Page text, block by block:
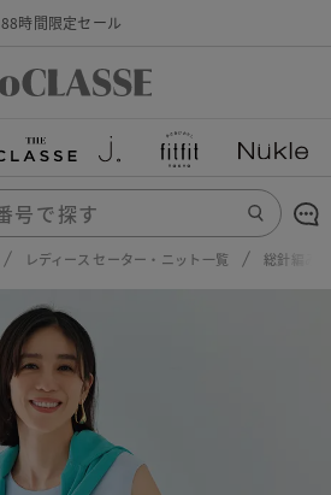
88時間限定セール
レディース セーター・ニット一覧 総針編み